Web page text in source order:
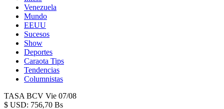
Venezuela
Mundo
EEUU
Sucesos
Show
Deportes
Caraota Tips
Tendencias
Columnistas
TASA BCV Vie 07/08
$ USD: 756,70 Bs